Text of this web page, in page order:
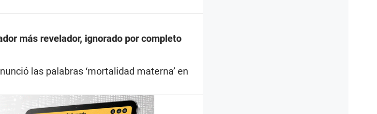
más revelador, ignorado por completo
las palabras ‘mortalidad materna’ en